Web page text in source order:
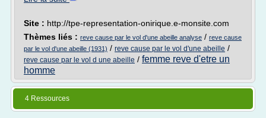
Site : http://tpe-representation-onirique.e-monsite.com
Thèmes liés : reve cause par le vol d'une abeille analyse / reve cause
par le vol d'une abeille (1931) / reve cause par le vol d'une abeille /
reve cause par le vol d une abeille / femme reve d'etre un
homme
4 Ressources